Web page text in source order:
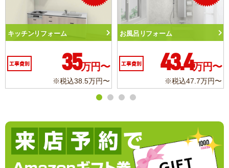
呂リフォーム
費別 43.4万円〜
※税込47.7万円〜
トイレリフォーム
工事費別 10.3万円〜
※税込11.3万円〜
洗
工事